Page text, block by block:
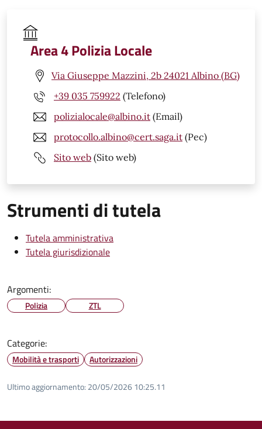
Area 4 Polizia Locale
Via Giuseppe Mazzini, 2b 24021 Albino (BG)
+39 035 759922 (Telefono)
polizialocale@albino.it (Email)
protocollo.albino@cert.saga.it (Pec)
Sito web (Sito web)
Strumenti di tutela
Tutela amministrativa
Tutela giurisdizionale
Argomenti:
Polizia ZTL
Categorie:
Mobilità e trasporti Autorizzazioni
Ultimo aggiornamento: 20/05/2026 10:25.11